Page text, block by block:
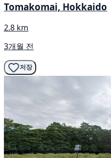
Tomakomai, Hokkaido
2.8 km
3개월 전
저장